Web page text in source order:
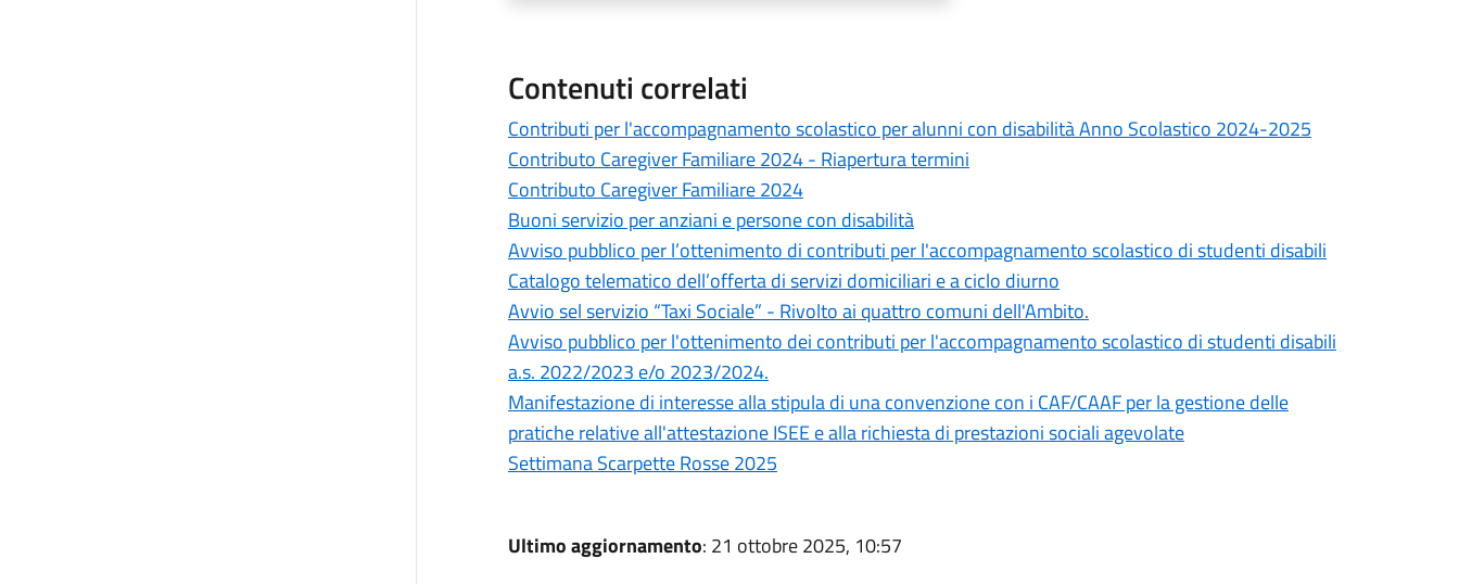
Contenuti correlati
Contributi per l'accompagnamento scolastico per alunni con disabilità Anno Scolastico 2024-2025
Contributo Caregiver Familiare 2024 - Riapertura termini
Contributo Caregiver Familiare 2024
Buoni servizio per anziani e persone con disabilità
Avviso pubblico per l’ottenimento di contributi per l'accompagnamento scolastico di studenti disabili
Catalogo telematico dell’offerta di servizi domiciliari e a ciclo diurno
Avvio sel servizio “Taxi Sociale” - Rivolto ai quattro comuni dell'Ambito.
Avviso pubblico per l'ottenimento dei contributi per l'accompagnamento scolastico di studenti disabili
a.s. 2022/2023 e/o 2023/2024.
Manifestazione di interesse alla stipula di una convenzione con i CAF/CAAF per la gestione delle
pratiche relative all'attestazione ISEE e alla richiesta di prestazioni sociali agevolate
Settimana Scarpette Rosse 2025
Ultimo aggiornamento: 21 ottobre 2025, 10:57